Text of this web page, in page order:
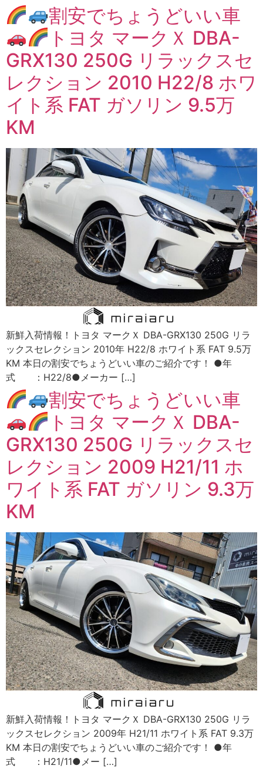
割安でちょうどいい車
トヨタ マークＸ DBA-
GRX130 250G リラックスセ
レクション 2010 H22/8 ホワ
イト系 FAT ガソリン 9.5万
KM
新鮮入荷情報！トヨタ マークＸ DBA-GRX130 250G リラ
ックスセレクション 2010年 H22/8 ホワイト系 FAT 9.5万
KM 本日の割安でちょうどいい車のご紹介です！ ●年
式 ：H22/8●メーカー […]
割安でちょうどいい車
トヨタ マークＸ DBA-
GRX130 250G リラックスセ
レクション 2009 H21/11 ホ
ワイト系 FAT ガソリン 9.3万
KM
新鮮入荷情報！トヨタ マークＸ DBA-GRX130 250G リラ
ックスセレクション 2009年 H21/11 ホワイト系 FAT 9.3万
KM 本日の割安でちょうどいい車のご紹介です！ ●年
式 ：H21/11●メー […]